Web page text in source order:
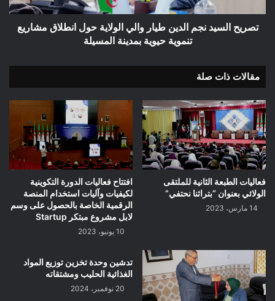
انطلاق
مشاريع
بمدينة
المسيلة
تصريح السيد نجم الدين طيار والي الولاية حول انطلاق مشاريع
تنموية حيوية بمدينة المسيلة
مقالات ذات صلة
فعاليات الطبعة الثانية للملتقى
الولائي بعنوان “بتراثنا نحتفي”
14 مارس، 2023
افتتاح فعاليات الدورة التكوينية
لكيفيات وآليات استخدام المنصة
الرقمية الخاصة بالحصول على وسم
لابل مشروع مبتكر Startup
10 يونيو، 2023
تدشين وحدة تخزين توزيع المواد
الغذائية الحليب ومشتقاته
20 نوفمبر، 2024